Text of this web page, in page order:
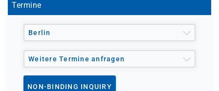
Termine
Berlin
Weitere Termine anfragen
NON-BINDING INQUIRY